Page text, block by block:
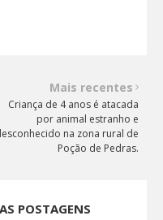
Mais recentes
Criança de 4 anos é atacada
por animal estranho e
na zona rural de
Poção de Pedras.
POSTAGENS